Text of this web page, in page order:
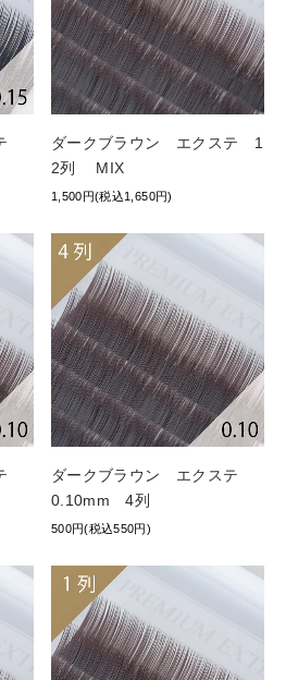
ダークブラウン エクステ 1
2列 MIX
1,500円(税込1,650円)
ダークブラウン エクステ
0.10mm 4列
500円(税込550円)